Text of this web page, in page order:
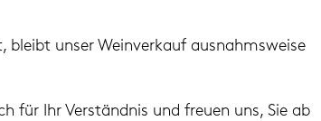
bleibt unser Weinverkauf ausnahmsweise
für Ihr Verständnis und freuen uns, Sie ab